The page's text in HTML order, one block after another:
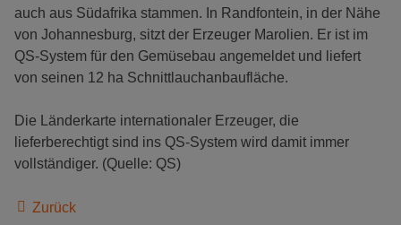
auch aus Südafrika stammen. In Randfontein, in der Nähe
von Johannesburg, sitzt der Erzeuger Marolien. Er ist im
QS-System für den Gemüsebau angemeldet und liefert
von seinen 12 ha Schnittlauchanbaufläche.
Die Länderkarte internationaler Erzeuger, die
lieferberechtigt sind ins QS-System wird damit immer
vollständiger. (Quelle: QS)
Zurück